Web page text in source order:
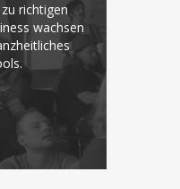
richtigen
wachsen